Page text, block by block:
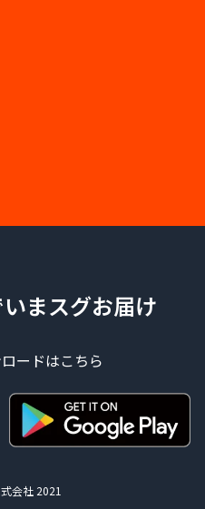
まスグお届け
ードはこちら
会社 2021